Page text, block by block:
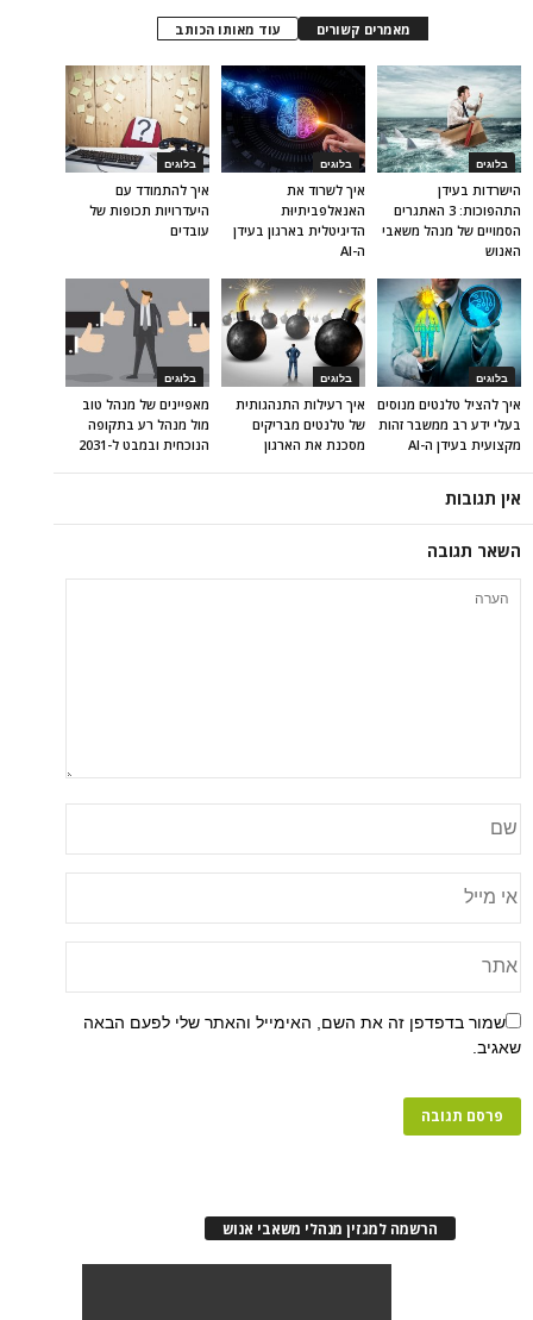
מאמרים קשורים עוד מאותו הכותב
בלוגים
איך להתמודד עם
היעדרויות תכופות של
עובדים
בלוגים
איך לשרוד את
האנאלפביתיוּת
הדיגיטלית בארגון בעידן
ה-AI
בלוגים
הישרדות בעידן
התהפוכות: 3 האתגרים
הסמויים של מנהל משאבי
האנוש
בלוגים
מאפיינים של מנהל טוב
מול מנהל רע בתקופה
הנוכחית ובמבט ל-2031
בלוגים
איך רעילות התנהגותית
של טלנטים מבריקים
מסכנת את הארגון
בלוגים
איך להציל טלנטים מנוסים
בעלי ידע רב ממשבר זהות
מקצועית בעידן ה-AI
אין תגובות
השאר תגובה
שמור בדפדפן זה את השם, האימייל והאתר שלי לפעם הבאה
שאגיב.
הרשמה למגזין מנהלי משאבי אנוש